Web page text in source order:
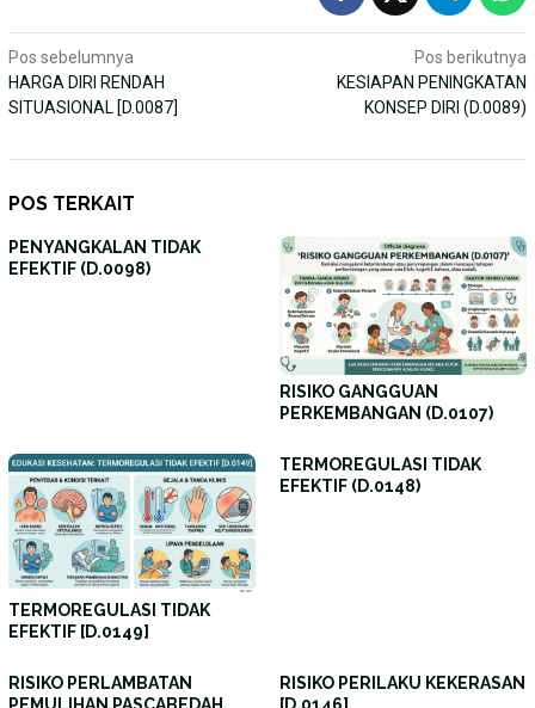
Navigasi
pos
Pos sebelumnya
HARGA DIRI RENDAH
SITUASIONAL [D.0087]
Pos berikutnya
KESIAPAN PENINGKATAN
KONSEP DIRI (D.0089)
POS TERKAIT
PENYANGKALAN TIDAK
EFEKTIF (D.0098)
RISIKO GANGGUAN
PERKEMBANGAN (D.0107)
TERMOREGULASI TIDAK
EFEKTIF [D.0149]
TERMOREGULASI TIDAK
EFEKTIF (D.0148)
RISIKO PERLAMBATAN
PEMULIHAN PASCABEDAH
RISIKO PERILAKU KEKERASAN
[D.0146]